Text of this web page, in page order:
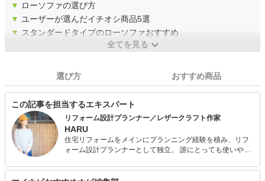
▼ ローソファの選び方
▼ ユーザーが選んだイチオシ商品5選
▼ スタンダードタイプのローソファおすすめ
全てを見る
選び方 おすすめ商品
この記事を担当するエキスパート
リフォーム設計プランナー／レザークラフト作家
HARU
住宅リフォームをメインにプランニング経験を積み、リフ
ォーム設計プランナーとして独立。 誰にとっても使いやす
フォームの提案や、福祉住環境コーディネーターの資格を